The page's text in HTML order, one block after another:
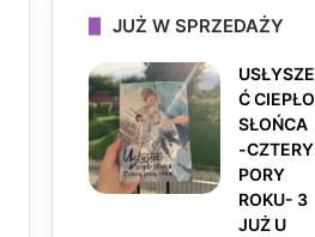
e
b
o
o
t
a
g
r
a
o
k
JUŻ W SPRZEDAŻY
USŁYSZE
Ć CIEPŁO
SŁOŃCA
-CZTERY
PORY
ROKU- 3
JUŻ U